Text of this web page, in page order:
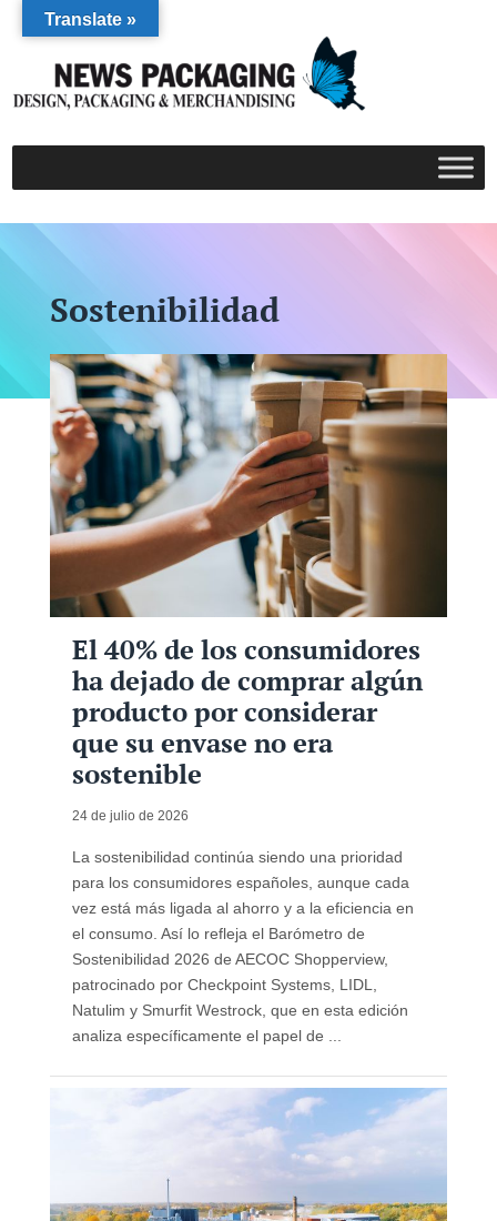
Sostenibilidad
El 40% de los consumidores
ha dejado de comprar algún
producto por considerar
que su envase no era
sostenible
24 de julio de 2026
La sostenibilidad continúa siendo una prioridad
para los consumidores españoles, aunque cada
vez está más ligada al ahorro y a la eficiencia en
el consumo. Así lo refleja el Barómetro de
Sostenibilidad 2026 de AECOC Shopperview,
patrocinado por Checkpoint Systems, LIDL,
Natulim y Smurfit Westrock, que en esta edición
analiza específicamente el papel de ...
Translate »